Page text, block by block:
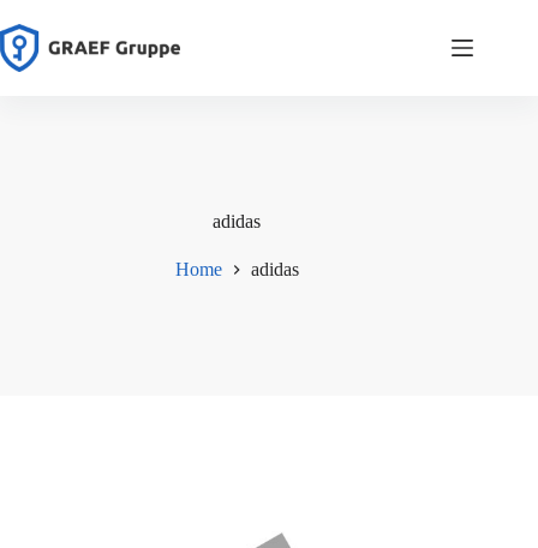
Inhalt
springen
adidas
Home adidas